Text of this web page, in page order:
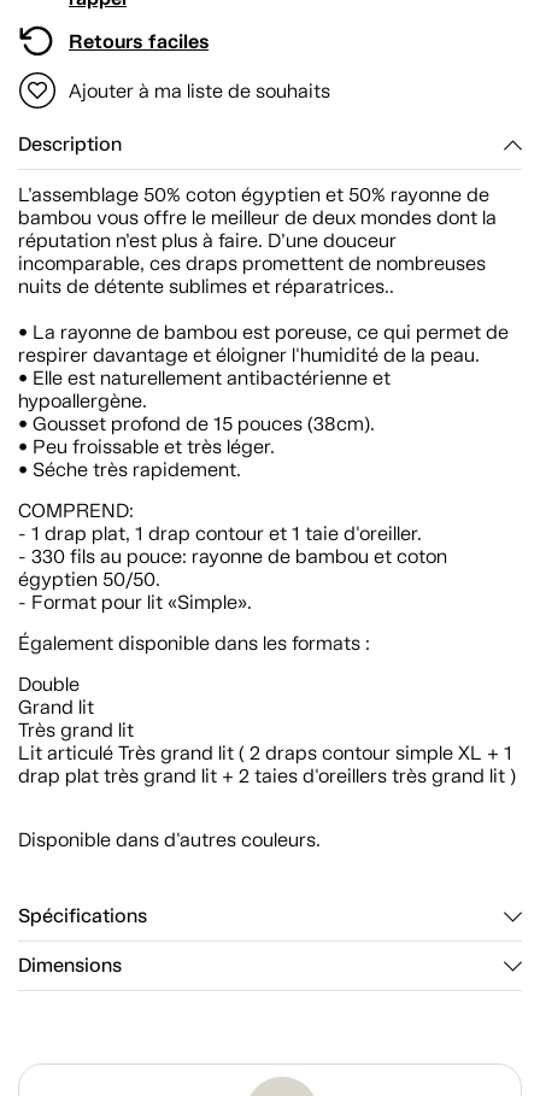
Retours faciles
Ajouter à ma liste de souhaits
Description
L’assemblage 50% coton égyptien et 50% rayonne de
bambou vous offre le meilleur de deux mondes dont la
réputation n’est plus à faire. D’une douceur
incomparable, ces draps promettent de nombreuses
nuits de détente sublimes et réparatrices..
• La rayonne de bambou est poreuse, ce qui permet de
respirer davantage et éloigner l'humidité de la peau.
• Elle est naturellement antibactérienne et
hypoallergène.
• Gousset profond de 15 pouces (38cm).
• Peu froissable et très léger.
• Séche très rapidement.
COMPREND:
- 1 drap plat, 1 drap contour et 1 taie d'oreiller.
- 330 fils au pouce: rayonne de bambou et coton
égyptien 50/50.
- Format pour lit «Simple».
Également disponible dans les formats :
Double
Grand lit
Très grand lit
Lit articulé Très grand lit ( 2 draps contour simple XL + 1
drap plat très grand lit + 2 taies d'oreillers très grand lit )
Disponible dans d'autres couleurs.
Spécifications
Dimensions